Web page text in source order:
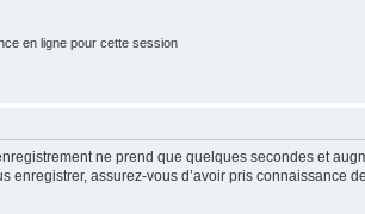
en ligne pour cette session
ne prend que quelques secondes et
enregistrer, assurez-vous d’avoir pris connaissance